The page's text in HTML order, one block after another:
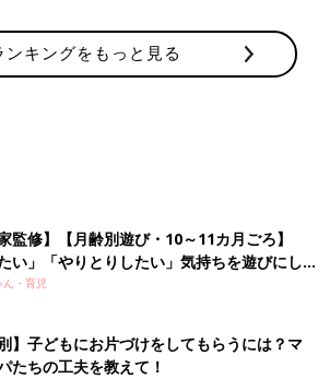
ンキングをもっと見る
家監修】【月齢別遊び・10～11カ月ごろ】
い」「やりとりしたい」気持ちを遊びにして
ん・育児
別】子どもにお片づけをしてもらうには？マ
たちの工夫を教えて！